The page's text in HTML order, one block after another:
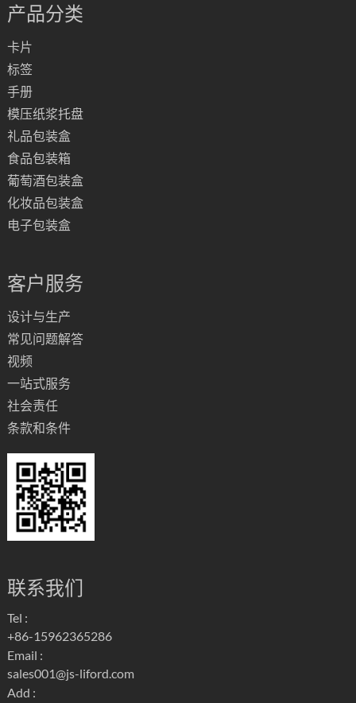
产品分类
卡片
标签
手册
模压纸浆托盘
礼品包装盒
食品包装箱
葡萄酒包装盒
化妆品包装盒
电子包装盒
客户服务
设计与生产
常见问题解答
视频
一站式服务
社会责任
条款和条件
联系我们
Tel :
+86-15962365286
Email :
sales001@js-liford.com
Add :